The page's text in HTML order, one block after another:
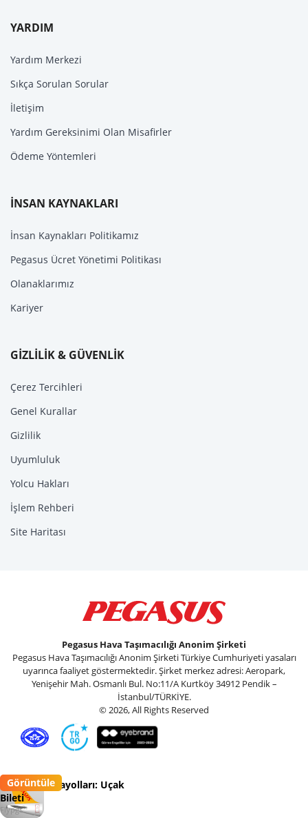
YARDIM
Yardım Merkezi
Sıkça Sorulan Sorular
İletişim
Yardım Gereksinimi Olan Misafirler
Ödeme Yöntemleri
İNSAN KAYNAKLARI
İnsan Kaynakları Politikamız
Pegasus Ücret Yönetimi Politikası
Olanaklarımız
Kariyer
GİZLİLİK & GÜVENLİK
Çerez Tercihleri
Genel Kurallar
Gizlilik
Uyumluluk
Yolcu Hakları
İşlem Rehberi
Site Haritası
Pegasus Hava Taşımacılığı Anonim Şirketi
Pegasus Hava Taşımacılığı Anonim Şirketi Türkiye Cumhuriyeti yasaları
uyarınca faaliyet göstermektedir. Şirket merkez adresi: Aeropark,
Yenişehir Mah. Osmanlı Bul. No:11/A Kurtköy 34912 Pendik –
İstanbul/TÜRKİYE.
© 2026, All Rights Reserved
Pegasus Havayolları: Uçak
Bileti
Flypgs
Görüntüle